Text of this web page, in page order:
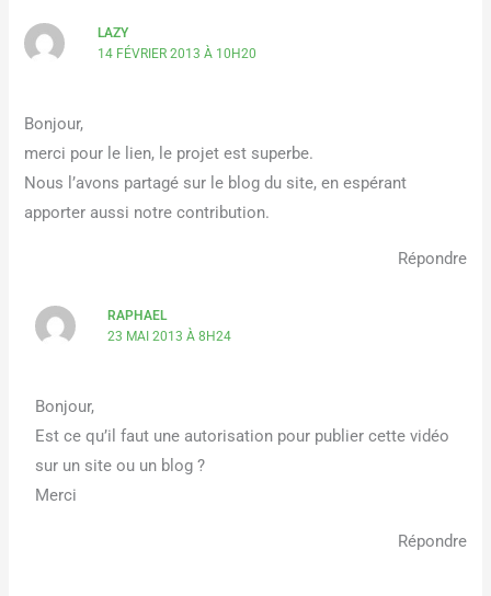
LAZY
14 FÉVRIER 2013 À 10H20
Bonjour,
merci pour le lien, le projet est superbe.
Nous l’avons partagé sur le blog du site, en espérant
apporter aussi notre contribution.
Répondre
RAPHAEL
23 MAI 2013 À 8H24
Bonjour,
Est ce qu’il faut une autorisation pour publier cette vidéo
sur un site ou un blog ?
Merci
Répondre